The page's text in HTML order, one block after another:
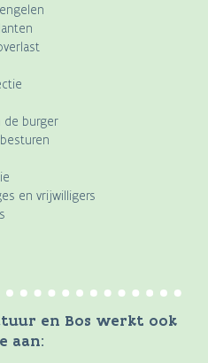
de burger
en vrijwilligers
en Bos werkt ook
aan: